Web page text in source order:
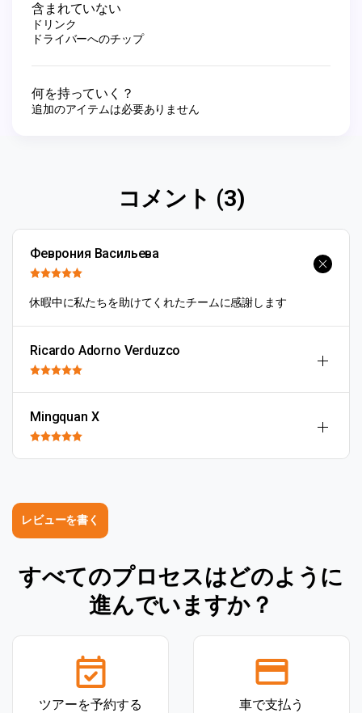
含まれていない
ドリンク
ドライバーへのチップ
何を持っていく？
追加のアイテムは必要ありません
コメント (3)
Феврония Васильева
休暇中に私たちを助けてくれたチームに感謝します
Ricardo Adorno Verduzco
Mingquan X
レビューを書く
すべてのプロセスはどのように
進んでいますか？
ツアーを予約する 車で支払う